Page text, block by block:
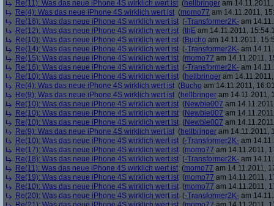
Re(11): Was das neue iPhone 4S wirklich wert ist (hellbringer am
Re(4): Was das neue iPhone 4S wirklich wert ist (momo77 am 14.11.2011,
Re(16): Was das neue iPhone 4S wirklich wert ist (-Transformer2K- am
Re(12): Was das neue iPhone 4S wirklich wert ist (thE am 14.11.2011,
Re(10): Was das neue iPhone 4S wirklich wert ist (Bucho am 14.11.2011,
Re(14): Was das neue iPhone 4S wirklich wert ist (-Transformer2K- am
Re(15): Was das neue iPhone 4S wirklich wert ist (momo77 am 14.11.2011,
Re(16): Was das neue iPhone 4S wirklich wert ist (-Transformer2K- am
Re(10): Was das neue iPhone 4S wirklich wert ist (hellbringer am
Re(4): Was das neue iPhone 4S wirklich wert ist (Bucho am 14.11.2011,
Re(9): Was das neue iPhone 4S wirklich wert ist (hellbringer am 14.11.2011,
Re(10): Was das neue iPhone 4S wirklich wert ist (Newbie007 am
Re(10): Was das neue iPhone 4S wirklich wert ist (Newbie007 am
Re(10): Was das neue iPhone 4S wirklich wert ist (Newbie007 am
Re(9): Was das neue iPhone 4S wirklich wert ist (hellbringer am 14.11.2011,
Re(10): Was das neue iPhone 4S wirklich wert ist (-Transformer2K- am
Re(17): Was das neue iPhone 4S wirklich wert ist (momo77 am 14.11.2011,
Re(18): Was das neue iPhone 4S wirklich wert ist (-Transformer2K- am
Re(11): Was das neue iPhone 4S wirklich wert ist (momo77 am 14.11.2011,
Re(19): Was das neue iPhone 4S wirklich wert ist (momo77 am 14.11.2011,
Re(10): Was das neue iPhone 4S wirklich wert ist (momo77 am 14.11.2011,
Re(20): Was das neue iPhone 4S wirklich wert ist (-Transformer2K- am